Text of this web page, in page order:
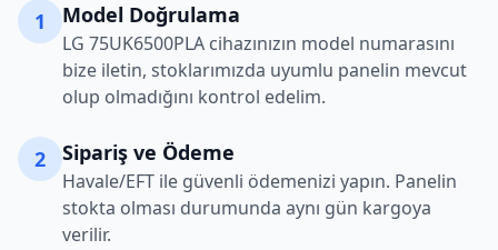
1 Model Doğrulama
LG 75UK6500PLA cihazınızın model numarasını
bize iletin, stoklarımızda uyumlu panelin mevcut
olup olmadığını kontrol edelim.
2 Sipariş ve Ödeme
Havale/EFT ile güvenli ödemenizi yapın. Panelin
stokta olması durumunda aynı gün kargoya
verilir.